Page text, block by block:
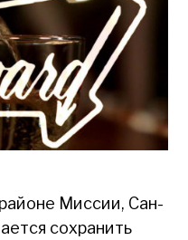
Миссии, Сан-
сохранить